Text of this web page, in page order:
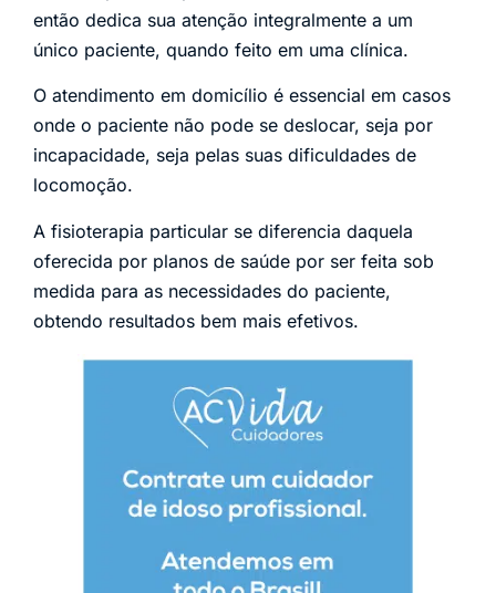
então dedica sua atenção integralmente a um
único paciente, quando feito em uma clínica.
O atendimento em domicílio é essencial em casos
onde o paciente não pode se deslocar, seja por
incapacidade, seja pelas suas dificuldades de
locomoção.
A fisioterapia particular se diferencia daquela
oferecida por planos de saúde por ser feita sob
medida para as necessidades do paciente,
obtendo resultados bem mais efetivos.